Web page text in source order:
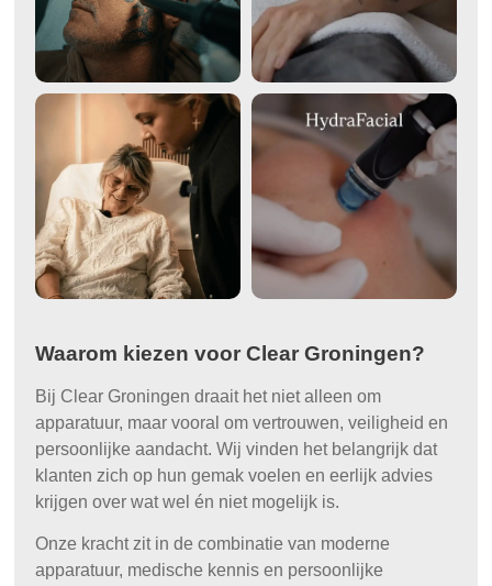
Waarom kiezen voor Clear Groningen?
Bij Clear Groningen draait het niet alleen om
apparatuur, maar vooral om vertrouwen, veiligheid en
persoonlijke aandacht. Wij vinden het belangrijk dat
klanten zich op hun gemak voelen en eerlijk advies
krijgen over wat wel én niet mogelijk is.
Onze kracht zit in de combinatie van moderne
apparatuur, medische kennis en persoonlijke